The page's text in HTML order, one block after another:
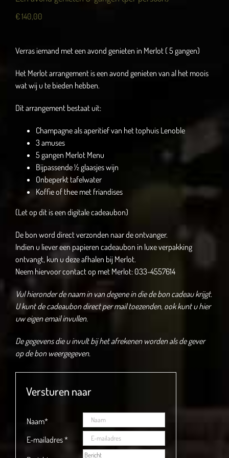
€140,00
Verras iemand met een avond genieten in Merlot ( 5 gangen)
Het Merlot arrangement is een avond genieten van al het moois
wat wij u te bieden hebben.
Dit arrangement bestaat uit:
Champagne als aperitief van het tophuis Lenoble
3 amuses
5 gangen Merlot Menu
Bijpassende ½ glaasjes wijn
Onbeperkt tafelwater
Koffie of thee met friandises
(Let op dit is een digitale cadeaubon)
De bon word direct verzonden naar de ontvanger.
Indien u liever een papieren cadeaubon in luxe verpakking
ontvangt, kun u deze afhalen bij Merlot.
Neem hiervoor contact op met Merlot: 033-4557614
Vul hieronder de naam in van degene in die de bon cadeau krijgt.
U kunt de cadeaubon direct per mail toezenden, ook kunt u hier
uw eigen email invullen.
De gegevens die u invult bij het afrekenen worden als de gever
op de bon weergegeven.
Versturen naar
Naam*
E-mailadres*